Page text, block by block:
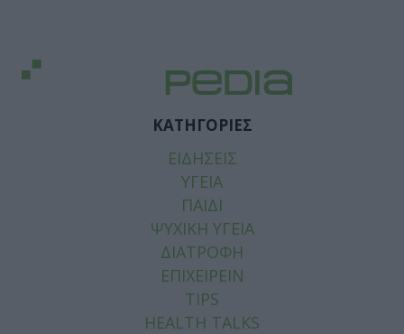
ΚΑΤΗΓΟΡΙΕΣ
ΕΙΔΗΣΕΙΣ
ΥΓΕΙΑ
ΠΑΙΔΙ
ΨΥΧΙΚΗ ΥΓΕΙΑ
ΔΙΑΤΡΟΦΗ
ΕΠΙΧΕΙΡΕΙΝ
TIPS
HEALTH TALKS